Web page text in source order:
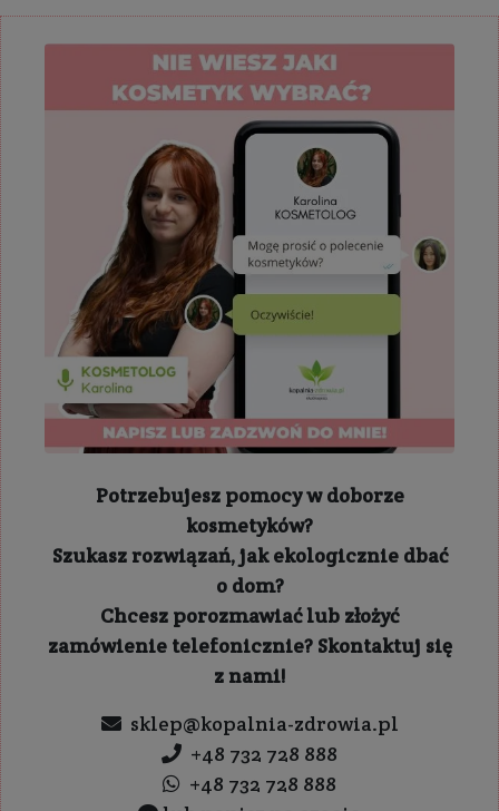
Potrzebujesz pomocy w doborze
kosmetyków?
Szukasz rozwiązań, jak ekologicznie dbać
o dom?
Chcesz porozmawiać lub złożyć
zamówienie telefonicznie? Skontaktuj się
z nami!
sklep@kopalnia-zdrowia.pl
+48 732 728 888
+48 732 728 888